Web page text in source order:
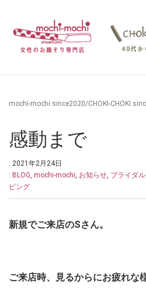
mochi-mochi since2020/CHOKI-CHOKI
感動まで
: 2021年2月24日
: BLOG, mochi-mochi, お知らせ, ブライダ
ビング
新規でご来店のSさん。
ご来店時、見るからにお疲れな